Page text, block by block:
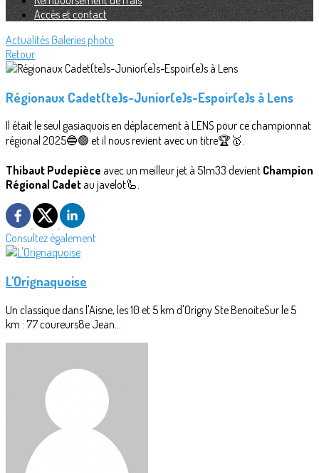
Accès et contact
Actualités Galeries photo
Retour
Régionaux Cadet(te)s-Junior(e)s-Espoir(e)s à Lens
Il était le seul gasiaquois en déplacement à LENS pour ce championnat
régional 2025🔵🟢 et il nous revient avec un titre🏆🥇.
Thibaut Pudepièce avec un meilleur jet à 51m33 devient Champion
Régional Cadet au javelot🦾.
Consultez également
L'Orignaquoise
Un classique dans l'Aisne, les 10 et 5 km d'Origny Ste BenoiteSur le 5
km : 77 coureurs8e Jean...